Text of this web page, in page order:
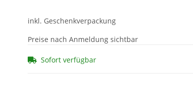
inkl. Geschenkverpackung
Preise nach Anmeldung sichtbar
Sofort verfügbar